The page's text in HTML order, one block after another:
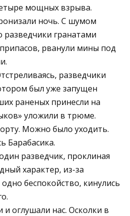
мощных взрыва.
ночь. С шумом
разведчики гранатами
рванули мины под
разведчики
был уже запущен
раненых принесли на
уложили в трюме.
Можно было уходить.
Барабасика.
разведчик, проклиная
характер, из-за
беспокойство, кинулись
оглушали нас. Осколки в